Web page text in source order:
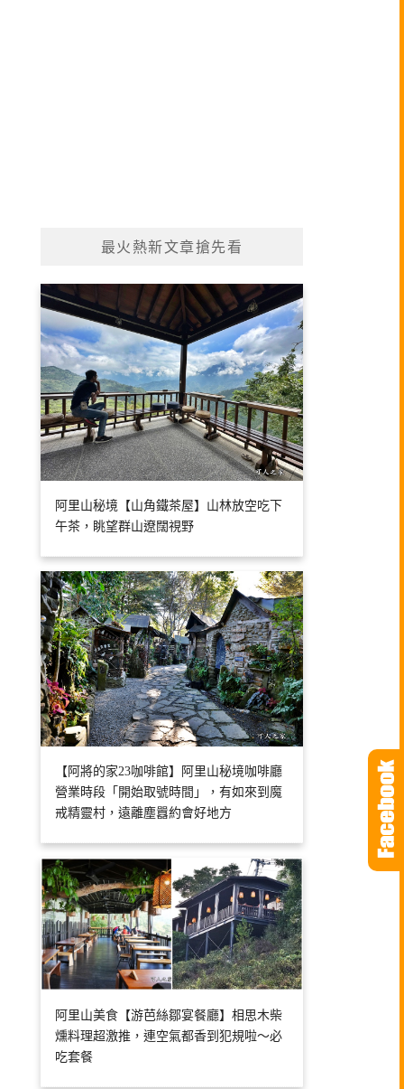
最火熱新文章搶先看
阿里山秘境【山角鐵茶屋】山林放空吃下
午茶，眺望群山遼闊視野
【阿將的家23咖啡館】阿里山秘境咖啡廳
營業時段「開始取號時間」，有如來到魔
戒精靈村，遠離塵囂約會好地方
阿里山美食【游芭絲鄒宴餐廳】相思木柴
燻料理超激推，連空氣都香到犯規啦～必
吃套餐